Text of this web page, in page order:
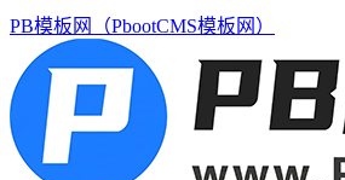
PB模板网（PbootCMS模板网）